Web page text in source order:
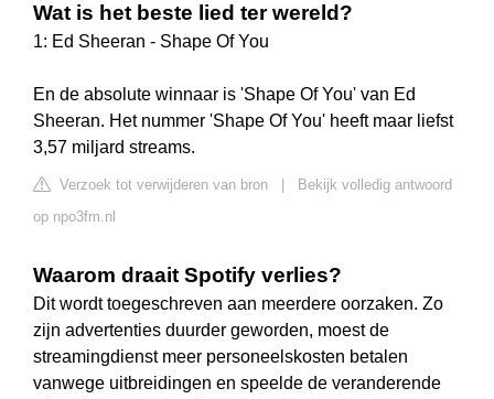
Wat is het beste lied ter wereld?
1: Ed Sheeran - Shape Of You
En de absolute winnaar is 'Shape Of You' van Ed
Sheeran. Het nummer 'Shape Of You' heeft maar liefst
3,57 miljard streams.
Verzoek tot verwijderen van bron
Bekijk volledig antwoord
op npo3fm.nl
Waarom draait Spotify verlies?
Dit wordt toegeschreven aan meerdere oorzaken. Zo
zijn advertenties duurder geworden, moest de
streamingdienst meer personeelskosten betalen
vanwege uitbreidingen en speelde de veranderende